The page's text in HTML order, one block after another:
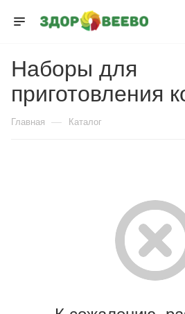
Наборы для
приготовления
Главная — Каталог